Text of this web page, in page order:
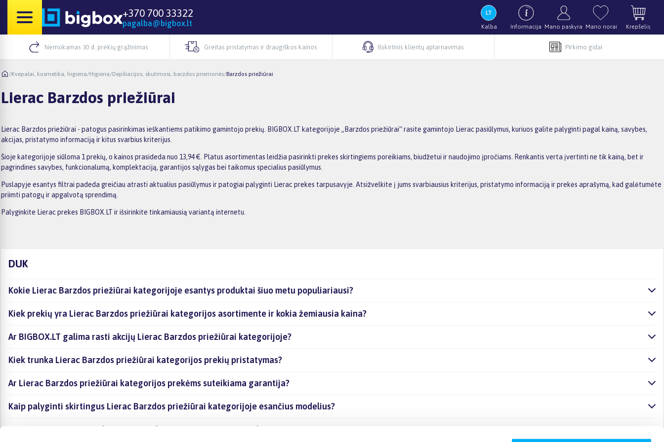
+370 700 33322
pagalba@bigbox.lt Kalba Informacija Mano paskyra Mano norai Krepšelis
Nemokamas 30 d. prekių grąžinimas Greitas pristatymas ir draugiškos kainos Išskirtinis klientų aptarnavimas Pirkimo gidai
/Kvepalai, kosmetika, higiena/Higiena/Depiliacijos, skutimosi, barzdos priemonės/Barzdos priežiūrai
Lierac Barzdos priežiūrai
Lierac Barzdos priežiūrai - patogus pasirinkimas ieškantiems patikimo gamintojo prekių. BIGBOX.LT kategorijoje „Barzdos priežiūrai“ rasite gamintojo Lierac pasiūlymus, kuriuos galite palyginti pagal kainą, savybes,
akcijas, pristatymo informaciją ir kitus svarbius kriterijus.
Šioje kategorijoje siūloma 1 prekių, o kainos prasideda nuo 13,94 €. Platus asortimentas leidžia pasirinkti prekes skirtingiems poreikiams, biudžetui ir naudojimo įpročiams. Renkantis verta įvertinti ne tik kainą, bet ir
pagrindines savybes, funkcionalumą, komplektaciją, garantijos sąlygas bei taikomus specialius pasiūlymus.
Puslapyje esantys filtrai padeda greičiau atrasti aktualius pasiūlymus ir patogiai palyginti Lierac prekes tarpusavyje. Atsižvelkite į jums svarbiausius kriterijus, pristatymo informaciją ir prekės aprašymą, kad galėtumėte
priimti patogų ir apgalvotą sprendimą.
Palyginkite Lierac prekes BIGBOX.LT ir išsirinkite tinkamiausią variantą internetu.
DUK
Kokie Lierac Barzdos priežiūrai kategorijoje esantys produktai šiuo metu populiariausi?
Kiek prekių yra Lierac Barzdos priežiūrai kategorijos asortimente ir kokia žemiausia kaina?
Ar BIGBOX.LT galima rasti akcijų Lierac Barzdos priežiūrai kategorijoje?
Kiek trunka Lierac Barzdos priežiūrai kategorijos prekių pristatymas?
Ar Lierac Barzdos priežiūrai kategorijos prekėms suteikiama garantija?
Kaip palyginti skirtingus Lierac Barzdos priežiūrai kategorijoje esančius modelius?
Kaip įsigyti Lierac Barzdos priežiūrai kategorijoje esančias prekes internetu?